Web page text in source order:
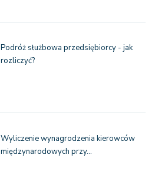
Podróż służbowa przedsiębiorcy - jak
rozliczyć?
Wyliczenie wynagrodzenia kierowców
międzynarodowych przy…